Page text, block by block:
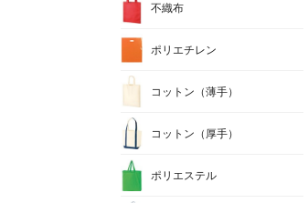
不織布
ポリエチレン
コットン（薄手）
コットン（厚手）
ポリエステル